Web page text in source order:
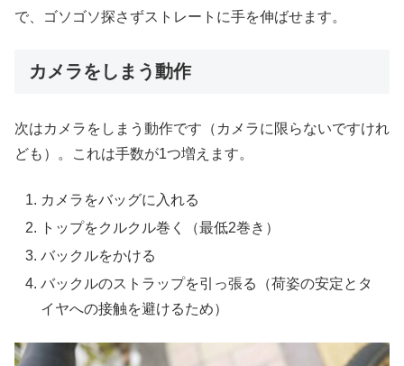
で、ゴソゴソ探さずストレートに手を伸ばせます。
カメラをしまう動作
次はカメラをしまう動作です（カメラに限らないですけれ
ども）。これは手数が1つ増えます。
カメラをバッグに入れる
トップをクルクル巻く（最低2巻き）
バックルをかける
バックルのストラップを引っ張る（荷姿の安定とタ
イヤへの接触を避けるため）